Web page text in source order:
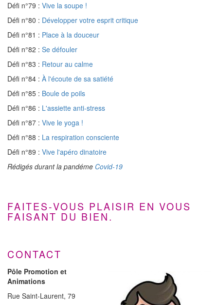
Défi n°79 : Vive la soupe !
Défi n°80 : Développer votre esprit critique
Défi n°81 : Place à la douceur
Défi n°82 : Se défouler
Défi n°83 : Retour au calme
Défi n°84 : À l'écoute de sa satiété
Défi n°85 : Boule de poils
Défi n°86 : L'assiette anti-stress
Défi n°87 : Vive le yoga !
Défi n°88 : La respiration consciente
Défi n°89 : Vive l'apéro dinatoire
Rédigés durant la pandéme Covid-19
FAITES-VOUS PLAISIR EN VOUS
FAISANT DU BIEN.
CONTACT
Pôle Promotion et
Animations
Rue Saint-Laurent, 79